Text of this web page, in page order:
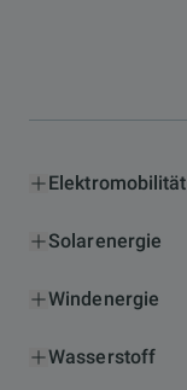
Elektromobilität
Solarenergie
Windenergie
Wasserstoff